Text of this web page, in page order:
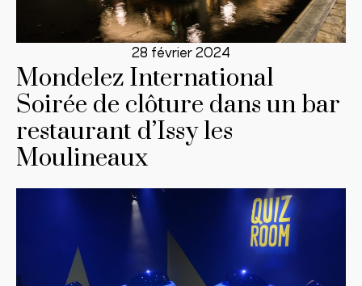
28 février 2024
Mondelez International
Soirée de clôture dans un bar
restaurant d’Issy les
Moulineaux